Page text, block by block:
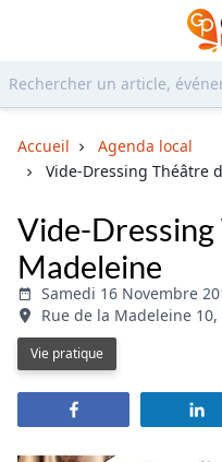
Accueil
Agenda local
Vide-Dressing Théâtre
Vide-Dressing
Madeleine
Samedi 16 Novembre
Rue de la Madeleine 10,
Vie pratique